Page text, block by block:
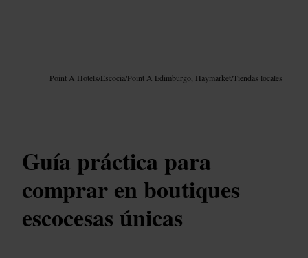
Point A Hotels/Escocia/Point A Edimburgo, Haymarket/Tiendas locales
Guía práctica para
comprar en boutiques
escocesas únicas